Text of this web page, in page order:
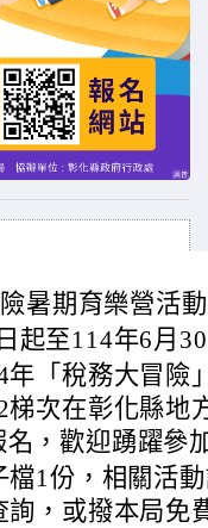
險暑期育樂營活
起至114年6月
年「稅務大冒險
梯次在彰化縣地
名，歡迎踴躍參
檔1份，相關活
，或撥本局免